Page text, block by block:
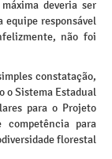
deveria ser
equipe responsável
não foi
constatação,
o Sistema Estadual
para o Projeto
competência para
florestal